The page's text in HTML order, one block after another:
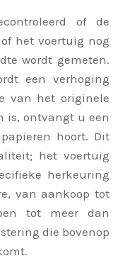
of de
het voertuig nog
wordt gemeten.
een verhoging
van het originele
is, ontvangt u een
hoort. Dit
het voertuig
herkeuring
van aankoop tot
tot meer dan
die bovenop